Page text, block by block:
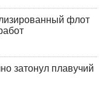
флот
затонул плавучий